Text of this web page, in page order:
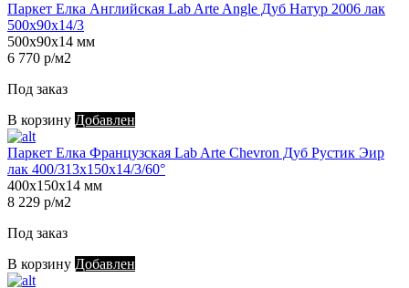
Паркет Елка Английская Lab Arte Angle Дуб Натур 2006 лак
500х90х14/3
500х90х14 мм
6 770 р/м2
Под заказ
В корзину Добавлен
Паркет Елка Французская Lab Arte Chevron Дуб Рустик Эир
лак 400/313х150х14/3/60°
400х150х14 мм
8 229 р/м2
Под заказ
В корзину Добавлен